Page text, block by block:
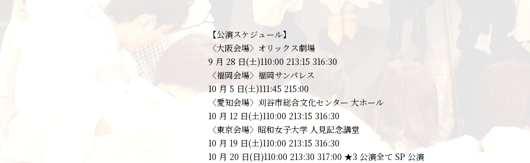
【公演スケジュール】
〈大阪会場〉オリックス劇場
9 月 28 日(土)110:00 213:15 316:30
〈福岡会場〉福岡サンパレス
10 月 5 日(土)111:45 215:00
〈愛知会場〉刈谷市総合文化センター 大ホール
10 月 12 日(土)110:00 213:15 316:30
〈東京会場〉昭和女子大学 人見記念講堂
10 月 19 日(土)110:00 213:15 316:30
10 月 20 日(日)110:00 213:30 317:00 ★3 公演全て SP 公演